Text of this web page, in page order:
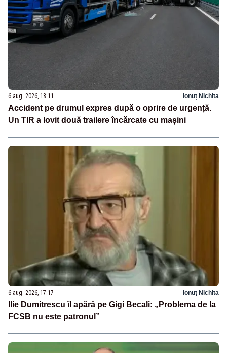
6 aug. 2026, 18:11 Ionuț Nichita
Accident pe drumul expres după o oprire de urgență.
Un TIR a lovit două trailere încărcate cu mașini
6 aug. 2026, 17:17 Ionuț Nichita
Ilie Dumitrescu îl apără pe Gigi Becali: „Problema de la
FCSB nu este patronul”